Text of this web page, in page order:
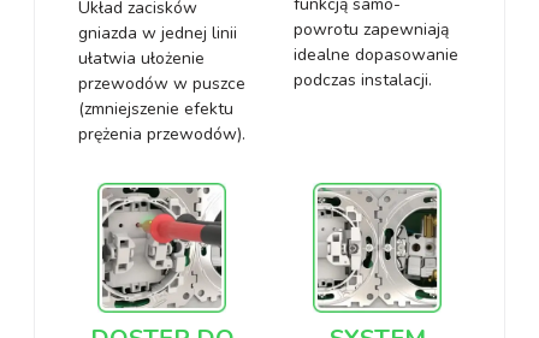
Układ zacisków
gniazda w jednej linii
ułatwia ułożenie
przewodów w puszce
(zmniejszenie efektu
prężenia przewodów).
funkcją samo-
powrotu zapewniają
idealne dopasowanie
podczas instalacji.